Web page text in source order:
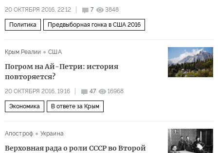
20 ОКТЯБРЯ 2016, 22:12 7 3848
Политика Предвыборная гонка в США 2016
Крым.Реалии США
Погром на Ай-Петри: история
повторяется?
20 ОКТЯБРЯ 2016, 19:16 47 16968
Экономика В ответе за Крым
Апостроф Украина
Верховная рада о роли СССР во Второй